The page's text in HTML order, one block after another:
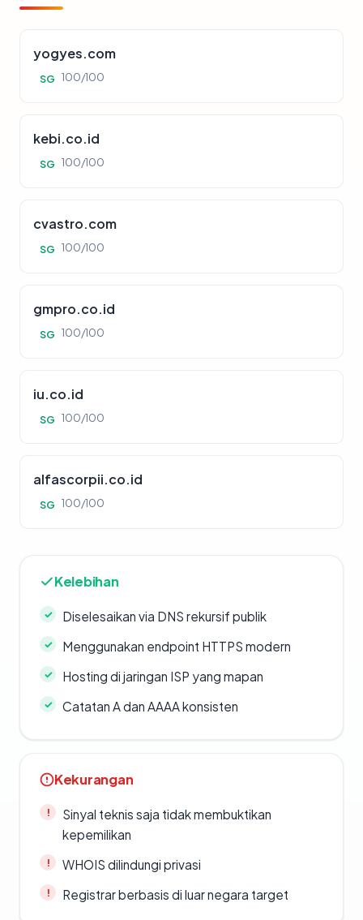
yogyes.com
SG 100/100
kebi.co.id
SG 100/100
cvastro.com
SG 100/100
gmpro.co.id
SG 100/100
iu.co.id
SG 100/100
alfascorpii.co.id
SG 100/100
Kelebihan
Diselesaikan via DNS rekursif publik
Menggunakan endpoint HTTPS modern
Hosting di jaringan ISP yang mapan
Catatan A dan AAAA konsisten
Kekurangan
Sinyal teknis saja tidak membuktikan
kepemilikan
WHOIS dilindungi privasi
Registrar berbasis di luar negara target